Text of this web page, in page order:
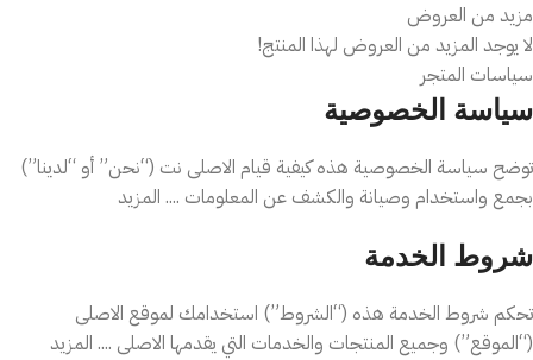
مزيد من العروض
لا يوجد المزيد من العروض لهذا المنتج!
سياسات المتجر
سياسة الخصوصية
توضح سياسة الخصوصية هذه كيفية قيام الاصلى نت (“نحن” أو “لدينا”)
بجمع واستخدام وصيانة والكشف عن المعلومات .... المزيد
شروط الخدمة
تحكم شروط الخدمة هذه (“الشروط”) استخدامك لموقع الاصلى
(“الموقع”) وجميع المنتجات والخدمات التي يقدمها الاصلى .... المزيد